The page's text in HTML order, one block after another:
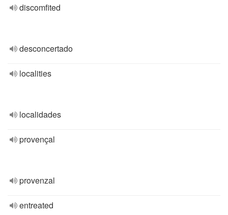
discomfited
desconcertado
localities
localidades
provençal
provenzal
entreated